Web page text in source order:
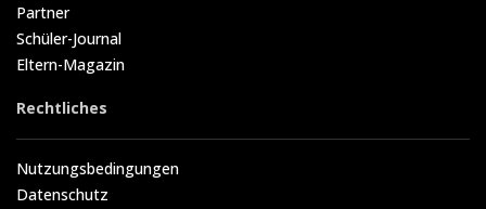
Partner
Schüler-Journal
Eltern-Magazin
Rechtliches
Nutzungsbedingungen
Datenschutz